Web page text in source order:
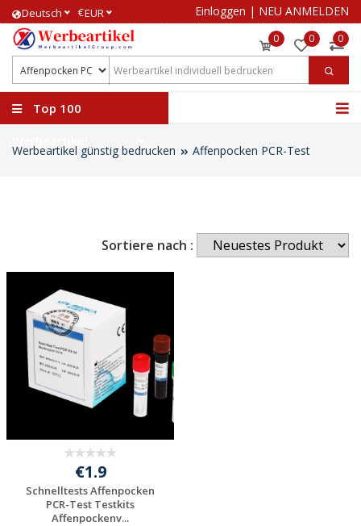
Deutsch €EUR Einloggen | NEU ANMELDEN
0 0 0
Top 100
Werbeartikel günstig bedrucken Affenpocken PCR-Test
Sortiere nach :
€1.9
Schnelltests Affenpocken
PCR-Test Testkits
Affenpockenv...